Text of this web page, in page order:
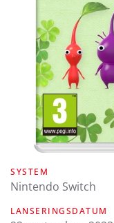
SYSTEM
Nintendo Switch
LANSERINGSDATUM